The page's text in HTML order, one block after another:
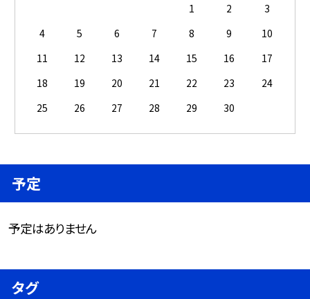
1 2
3
4
5 6 7 8 9
10
11
12 13 14 15 16
17
18
19 20 21 22 23
24
25
26 27 28 29 30
予定
予定はありません
タグ